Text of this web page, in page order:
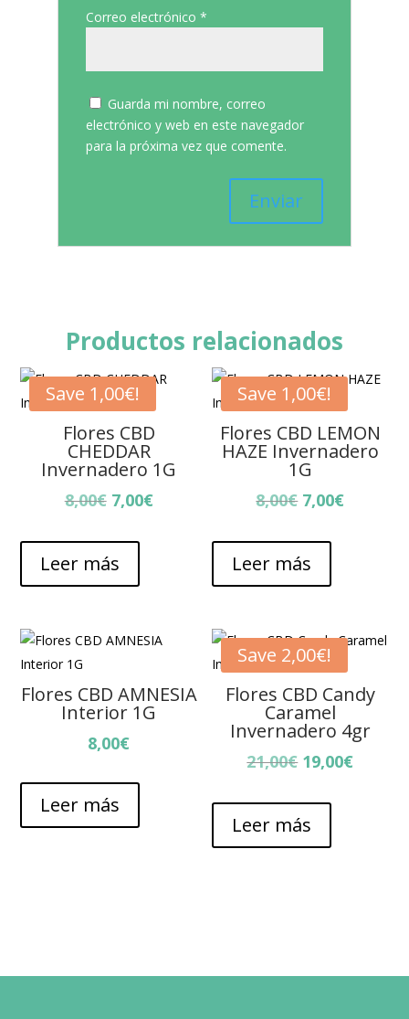
Correo electrónico *
Guarda mi nombre, correo
electrónico y web en este navegador
para la próxima vez que comente.
Productos relacionados
Save 1,00€!
Flores CBD
CHEDDAR
Invernadero 1G
8,00€ El
original
era:
8,00€.
7,00€El
Leer más
Save 1,00€!
Flores CBD LEMON
HAZE Invernadero
1G
8,00€ El
original
era:
8,00€.
7,00€El
Leer más
Flores CBD AMNESIA
Interior 1G
8,00€
Leer más
Save 2,00€!
Flores CBD Candy
Caramel
Invernadero 4gr
21,00€ El
original
era:
21,00€.
19,00€El
Leer más